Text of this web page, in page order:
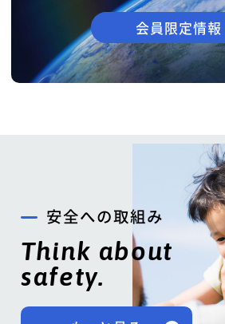
会員限定情報
安全への取組み
Think about
safety.